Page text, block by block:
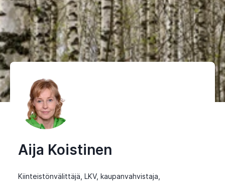
Aija Koistinen
Kiinteistönvälittäjä, LKV, kaupanvahvistaja,